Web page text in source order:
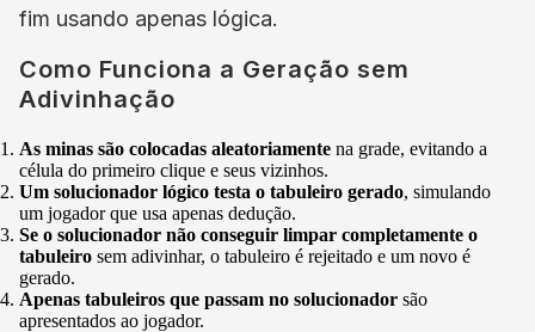
fim usando apenas lógica.
Como Funciona a Geração sem
Adivinhação
As minas são colocadas aleatoriamente na grade, evitando a
célula do primeiro clique e seus vizinhos.
Um solucionador lógico testa o tabuleiro gerado, simulando
um jogador que usa apenas dedução.
Se o solucionador não conseguir limpar completamente o
tabuleiro sem adivinhar, o tabuleiro é rejeitado e um novo é
gerado.
Apenas tabuleiros que passam no solucionador são
apresentados ao jogador.